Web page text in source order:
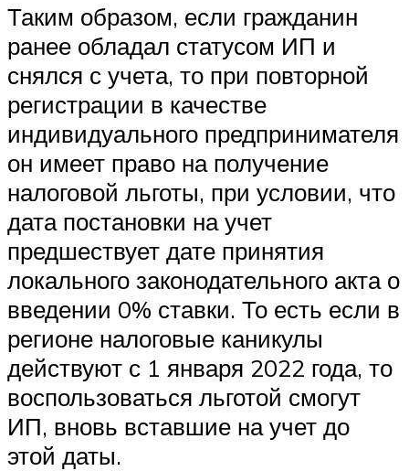
Таким образом, если гражданин
ранее обладал статусом ИП и
снялся с учета, то при повторной
регистрации в качестве
индивидуального предпринимателя
он имеет право на получение
налоговой льготы, при условии, что
дата постановки на учет
предшествует дате принятия
локального законодательного акта о
введении 0% ставки. То есть если в
регионе налоговые каникулы
действуют с 1 января 2022 года, то
воспользоваться льготой смогут
ИП, вновь вставшие на учет до
этой даты.